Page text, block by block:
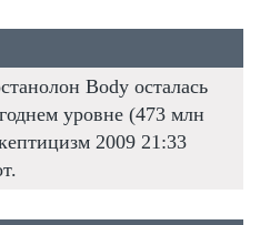
Body осталась
уровне (473 млн
2009 21:33